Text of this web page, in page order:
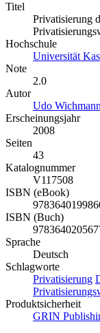
Titel
Privatisierung
Hochschule
Universität
Note
2.0
Autor
Udo
Erscheinungsjahr
2008
Seiten
43
Katalognummer
V117508
ISBN (eBook)
ISBN (Buch)
Sprache
Deutsch
Schlagworte
Privatisierung
Produktsicherheit
GRIN